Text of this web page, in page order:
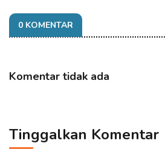
0 KOMENTAR
Komentar tidak ada
Tinggalkan Komentar